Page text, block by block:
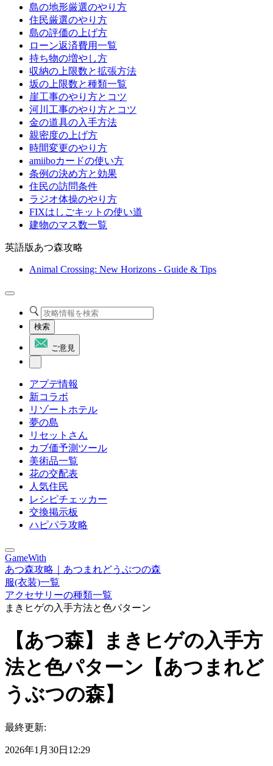
島の地形厳選のやり方
住民厳選のやり方
島の評価の上げ方
ローン返済費用一覧
持ち物の増やし方
収納の上限数と拡張方法
坂の上限数と種類一覧
崖工事のやり方とコツ
河川工事のやり方とコツ
金の道具の入手方法
親密度の上げ方
時間変更のやり方
amiiboカードの使い方
条例の決め方と効果
住民の訪問条件
ラジオ体操のやり方
FIXはしごキットの使い道
建物のマス数一覧
英語版あつ森攻略
Animal Crossing: New Horizons - Guide & Tips
検索
ご意見
アプデ情報
新コラボ
リゾートホテル
夢の島
リセットさん
カブ価予測ツール
美術品一覧
花の交配表
人気住民
レシピチェッカー
交換掲示板
ハピパラ攻略
GameWith
あつ森攻略｜あつまれどうぶつの森
服(衣装)一覧
アクセサリーの種類一覧
まきヒゲの入手方法と色パターン
【あつ森】まきヒゲの入手方
法と色パターン【あつまれど
うぶつの森】
最終更新:
2026年1月30日12:29